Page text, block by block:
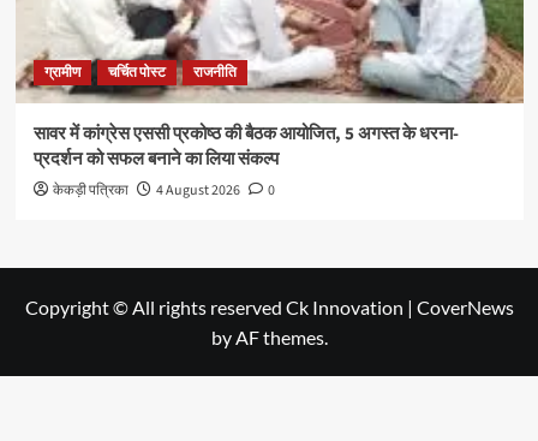
ग्रामीण चर्चित पोस्ट राजनीति
सावर में कांग्रेस एससी प्रकोष्ठ की बैठक आयोजित, 5 अगस्त के धरना-
प्रदर्शन को सफल बनाने का लिया संकल्प
केकड़ी पत्रिका 4 August 2026 0
Copyright © All rights reserved Ck Innovation | CoverNews
by AF themes.